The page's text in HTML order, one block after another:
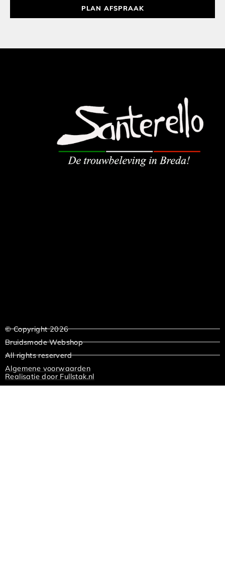
PLAN AFSPRAAK
© Copyright 2026
Bruidsmode Webshop
All rights reserverd
Algemene voorwaarden
Realisatie door Fullstak.nl